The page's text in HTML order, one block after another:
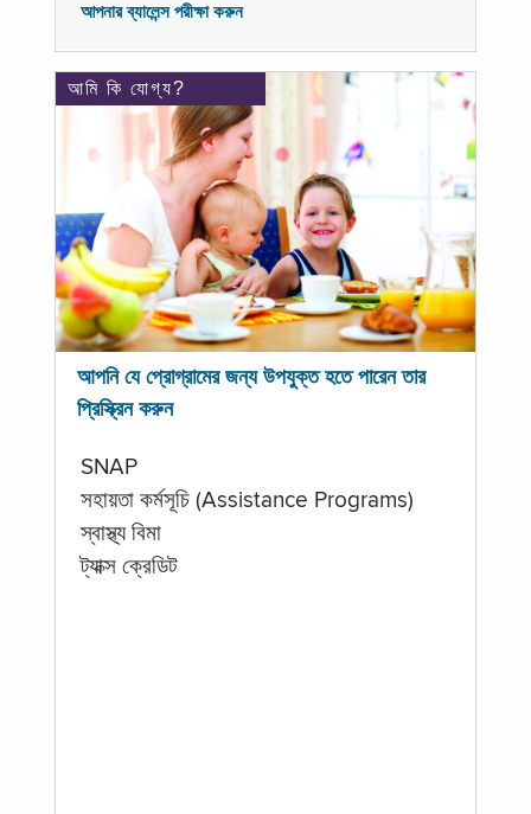
আপনার ব্যালেন্স পরীক্ষা করুন
আমি কি যোগ্য?
আপনি যে প্রোগ্রামের জন্য উপযুক্ত হতে পারেন তার
প্রিস্ক্রিন করুন
SNAP
সহায়তা কর্মসূচি (Assistance Programs)
স্বাস্থ্য বিমা
ট্যাক্স ক্রেডিট